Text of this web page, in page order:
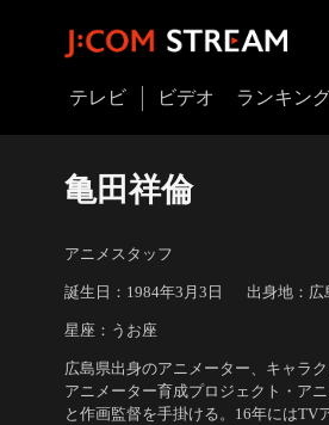
テレビ ビデオ ランキン
亀田祥倫
アニメスタッフ
誕生日：1984年3月3日 出身地：広
星座：うお座
広島県出身のアニメーター、キャラ
アニメーター育成プロジェクト・ア
と作画監督を手掛ける。16年にはTV